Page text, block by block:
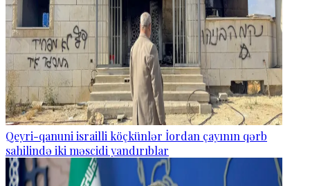
Qeyri-qanuni israilli köçkünlər İordan çayının qərb
sahilində iki məscidi yandırıblar